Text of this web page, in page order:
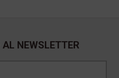
NEWSLETTER